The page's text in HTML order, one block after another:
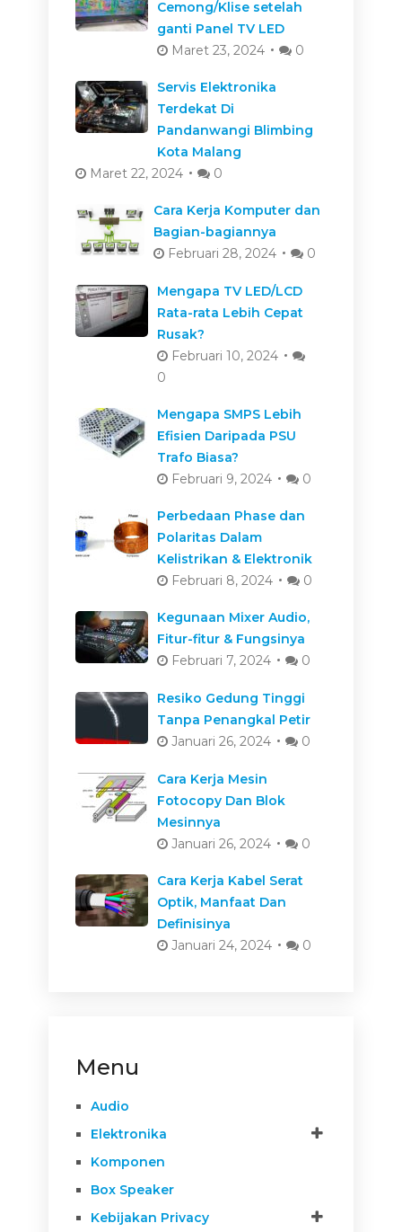
Cemong/Klise setelah
ganti Panel TV LED
Maret 23, 2024
0
Servis Elektronika
Terdekat Di
Pandanwangi Blimbing
Kota Malang
Maret 22, 2024
0
Cara Kerja Komputer dan
Bagian-bagiannya
Februari 28, 2024
0
Mengapa TV LED/LCD
Rata-rata Lebih Cepat
Rusak?
Februari 10, 2024
0
Mengapa SMPS Lebih
Efisien Daripada PSU
Trafo Biasa?
Februari 9, 2024
0
Perbedaan Phase dan
Polaritas Dalam
Kelistrikan & Elektronik
Februari 8, 2024
0
Kegunaan Mixer Audio,
Fitur-fitur & Fungsinya
Februari 7, 2024
0
Resiko Gedung Tinggi
Tanpa Penangkal Petir
Januari 26, 2024
0
Cara Kerja Mesin
Fotocopy Dan Blok
Mesinnya
Januari 26, 2024
0
Cara Kerja Kabel Serat
Optik, Manfaat Dan
Definisinya
Januari 24, 2024
0
Menu
Audio
Elektronika
Komponen
Box Speaker
Kebijakan Privacy